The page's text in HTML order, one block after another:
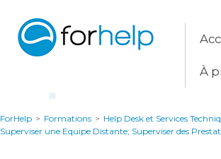
À
ForHelp > Formations > Help Desk et Services
Superviser une Equipe Distante; Superviser des